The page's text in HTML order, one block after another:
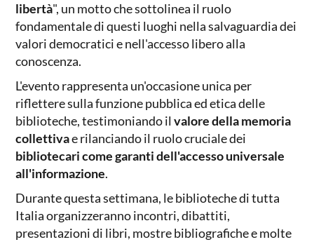
libertà", un motto che sottolinea il ruolo
fondamentale di questi luoghi nella salvaguardia dei
valori democratici e nell'accesso libero alla
conoscenza.
L'evento rappresenta un'occasione unica per
riflettere sulla funzione pubblica ed etica delle
biblioteche, testimoniando ilvalore della memoria
collettivae rilanciando il ruolo cruciale dei
bibliotecari come garanti dell'accesso universale
all'informazione.
Durante questa settimana, le biblioteche di tutta
Italia organizzeranno incontri, dibattiti,
presentazioni di libri, mostre bibliografiche e molte